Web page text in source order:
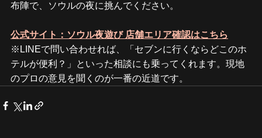
布陣で、ソウルの夜に挑んでください。
公式サイト：ソウル夜遊び 店舗エリア確認はこちら
※LINEで問い合わせれば、「セブンに行くならどこのホ
テルが便利？」といった相談にも乗ってくれます。現地
のプロの意見を聞くのが一番の近道です。